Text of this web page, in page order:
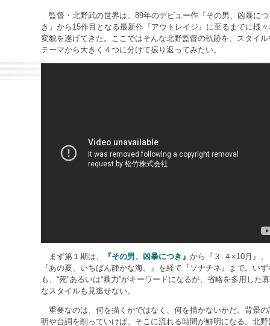
監督・北野武の世界は、89年のデビュー作『その男、凶暴につ
き』から15作目となる最新作『アウトレイジ』に至るまでに様
変貌を遂げてきた。ここではそんな北野監督の軌跡を、スタイル
テーマから大きく４つに分けて振り返ってみたい。
まず第１期は、 『その男、凶暴につき』 から『３‐４×10月』、
『あの夏、いちばん静かな海。』を経て『ソナチネ』まで。いず
も、“死”あるいは“暴力”がキーワードになるが、省略を多用した
なスタイルも見逃せない。
重要なのは、何を描くかではなく、何を描かないかだ。背景の
明や台詞を削っていけば、そこに流れる時間が鮮明になる。北野